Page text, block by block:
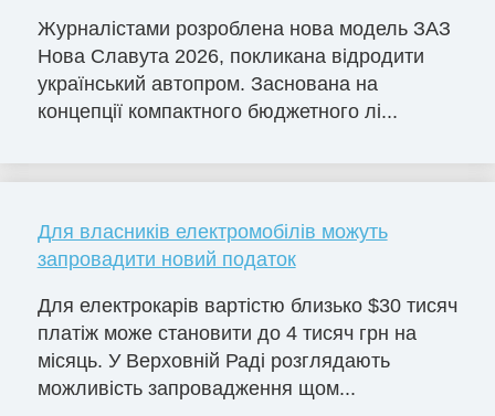
Журналістами розроблена нова модель ЗАЗ
Нова Славута 2026, покликана відродити
український автопром. Заснована на
концепції компактного бюджетного лі...
Для власників електромобілів можуть
запровадити новий податок
Для електрокарів вартістю близько $30 тисяч
платіж може становити до 4 тисяч грн на
місяць. У Верховній Раді розглядають
можливість запровадження щом...